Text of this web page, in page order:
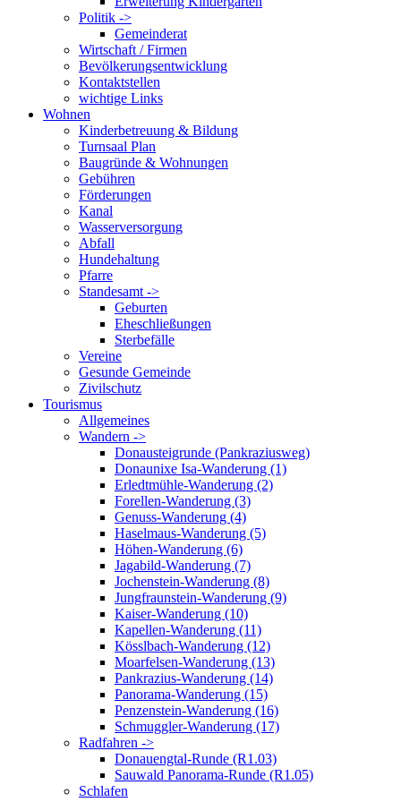
Politik ->
Gemeinderat
Wirtschaft / Firmen
Bevölkerungsentwicklung
Kontaktstellen
wichtige Links
Wohnen
Kinderbetreuung & Bildung
Turnsaal Plan
Baugründe & Wohnungen
Gebühren
Förderungen
Kanal
Wasserversorgung
Abfall
Hundehaltung
Pfarre
Standesamt ->
Geburten
Eheschließungen
Sterbefälle
Vereine
Gesunde Gemeinde
Zivilschutz
Tourismus
Allgemeines
Wandern ->
Donausteigrunde (Pankraziusweg)
Donaunixe Isa-Wanderung (1)
Erledtmühle-Wanderung (2)
Forellen-Wanderung (3)
Genuss-Wanderung (4)
Haselmaus-Wanderung (5)
Höhen-Wanderung (6)
Jagabild-Wanderung (7)
Jochenstein-Wanderung (8)
Jungfraunstein-Wanderung (9)
Kaiser-Wanderung (10)
Kapellen-Wanderung (11)
Kösslbach-Wanderung (12)
Moarfelsen-Wanderung (13)
Pankrazius-Wanderung (14)
Panorama-Wanderung (15)
Penzenstein-Wanderung (16)
Schmuggler-Wanderung (17)
Radfahren ->
Donauengtal-Runde (R1.03)
Sauwald Panorama-Runde (R1.05)
Schlafen